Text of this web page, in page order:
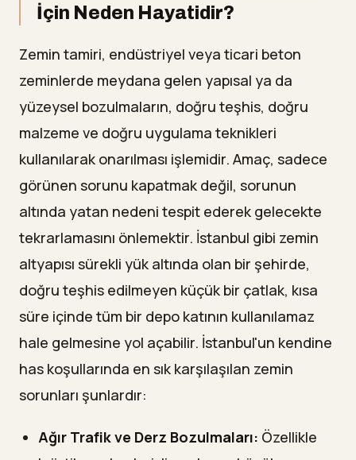
İçin Neden Hayatidir?
Zemin tamiri, endüstriyel veya ticari beton
zeminlerde meydana gelen yapısal ya da
yüzeysel bozulmaların, doğru teşhis, doğru
malzeme ve doğru uygulama teknikleri
kullanılarak onarılması işlemidir. Amaç, sadece
görünen sorunu kapatmak değil, sorunun
altında yatan nedeni tespit ederek gelecekte
tekrarlamasını önlemektir. İstanbul gibi zemin
altyapısı sürekli yük altında olan bir şehirde,
doğru teşhis edilmeyen küçük bir çatlak, kısa
süre içinde tüm bir depo katının kullanılamaz
hale gelmesine yol açabilir. İstanbul'un kendine
has koşullarında en sık karşılaşılan zemin
sorunları şunlardır:
Ağır Trafik ve Derz Bozulmaları: Özellikle